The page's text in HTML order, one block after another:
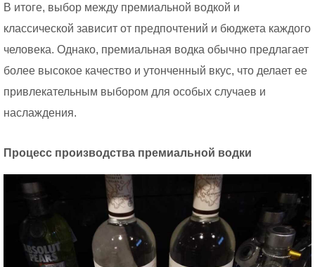
В итоге, выбор между премиальной водкой и
классической зависит от предпочтений и бюджета каждого
человека. Однако, премиальная водка обычно предлагает
более высокое качество и утонченный вкус, что делает ее
привлекательным выбором для особых случаев и
наслаждения.
Процесс производства премиальной водки